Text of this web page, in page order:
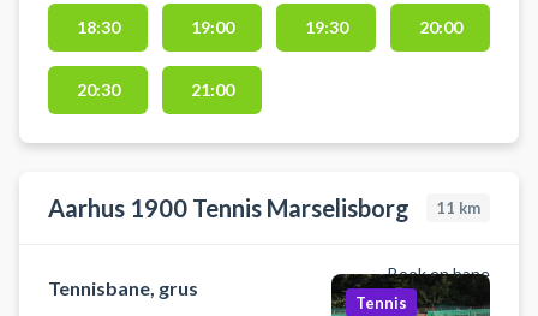
Aarhus og omegn.
18:30 19:00 19:30 20:00
20:30 21:00
Aarhus 1900 Tennis Marselisborg 11 km
Book en bane
Tennisbane, grus
Tennis